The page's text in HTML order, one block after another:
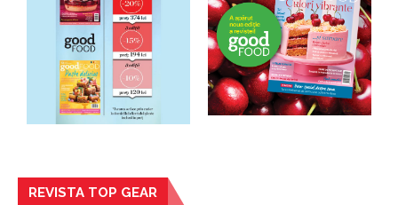
REVISTA TOP GEAR